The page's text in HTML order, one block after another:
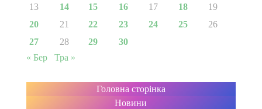
13
14 15 16 17 18
19
20
21 22 23 24 25
26
27
28 29
30
« Бер
Тра »
Головна сторінка
Новини